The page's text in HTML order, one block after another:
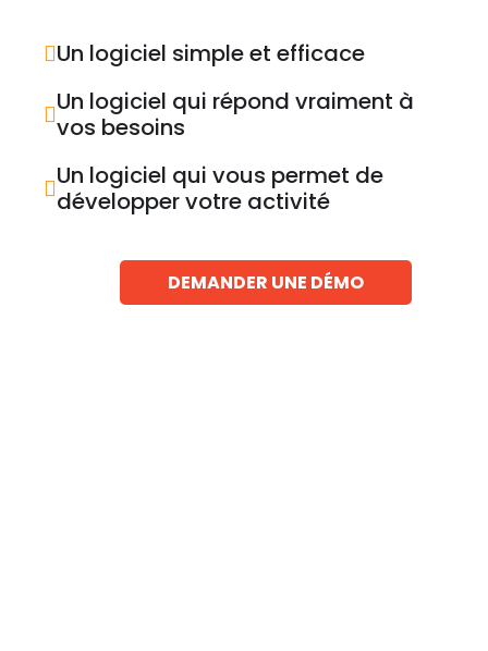
Un logiciel simple et efficace
Un logiciel qui répond vraiment à
vos besoins
Un logiciel qui vous permet de
développer votre activité
DEMANDER UNE DÉMO